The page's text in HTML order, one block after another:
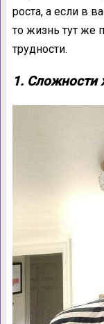
роста, а если в
то жизнь тут же
трудности.
1.